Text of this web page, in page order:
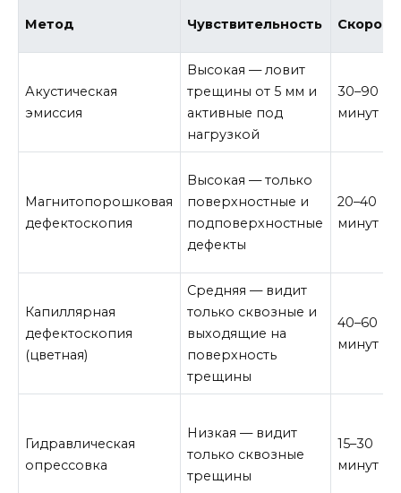
Метод Чувствительность
Акустическая
эмиссия
Высокая — ловит
трещины от 5 мм и
активные под
нагрузкой
30–90
минут
Магнитопорошковая
дефектоскопия
Высокая — только
поверхностные и
подповерхностные
дефекты
20–40
минут
Капиллярная
дефектоскопия
(цветная)
Средняя — видит
только сквозные и
выходящие на
поверхность
трещины
40–60
минут
Гидравлическая
опрессовка
Низкая — видит
только сквозные
трещины
15–30
минут